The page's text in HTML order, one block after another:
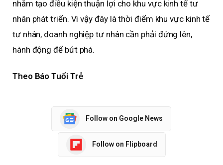
nhằm tạo điều kiện thuận lợi cho khu vực kinh tế tư
nhân phát triển. Vì vậy đây là thời điểm khu vực kinh tế
tư nhân, doanh nghiệp tư nhân cần phải đứng lên,
hành động để bứt phá.
Theo Báo Tuổi Trẻ
Follow on Google News
Follow on Flipboard